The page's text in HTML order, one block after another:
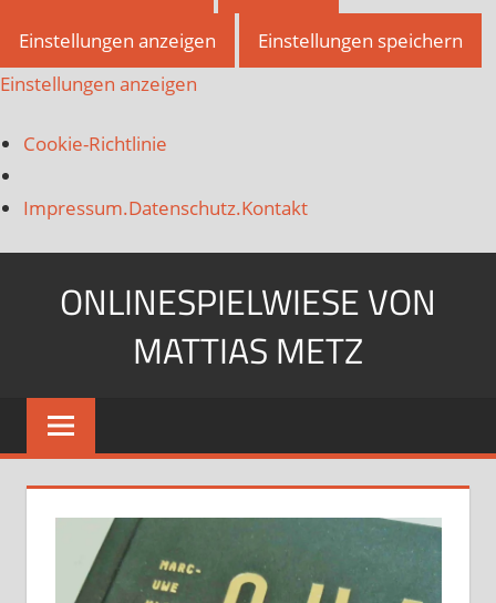
Einstellungen anzeigen
Einstellungen speichern
Einstellungen anzeigen
Cookie-Richtlinie
Impressum.Datenschutz.Kontakt
ONLINESPIELWIESE VON
MATTIAS METZ
Pfadfinder.
SciFi-
Gärtner?